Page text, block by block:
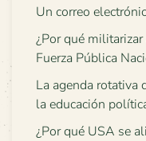
Un correo
¿Por qué
Fuerza Pública
La agenda rotativa
la educación
¿Por qué USA se